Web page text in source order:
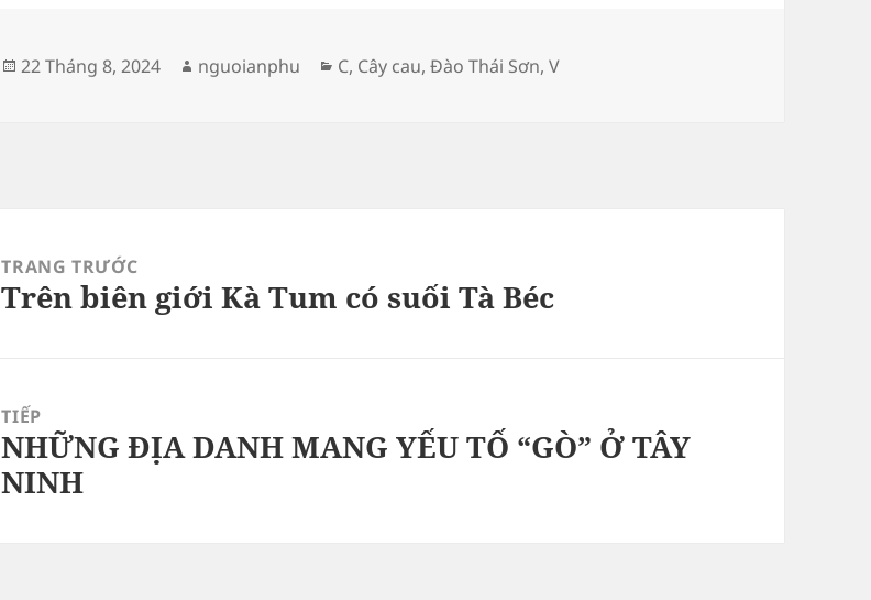
Đăng
22 Tháng 8, 2024
Tác
nguoianphu
Danh
C, Cây cau,Đào Thái Sơn,V
TRANG TRƯỚC
Bài
Trên biên giới Kà Tum có suối Tà Béc
TIẾP
Bài
tiếp
NHỮNG ĐỊA DANH MANG YẾU TỐ “GÒ” Ở TÂY
NINH